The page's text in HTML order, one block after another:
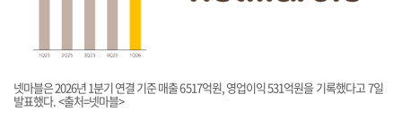
넷마블은 2026년 1분기 연결 기준 매출 6517억원, 영업이익 531억원을 기록했다고 7일
발표했다. <출처=넷마블>